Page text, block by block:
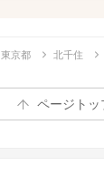
東京都 北千住
ページトッ